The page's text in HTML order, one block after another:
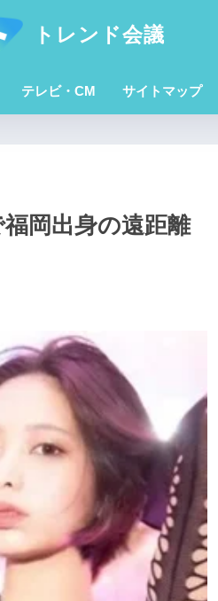
トレンド会議
テレビ・CM サイトマップ
岡出身の遠距離